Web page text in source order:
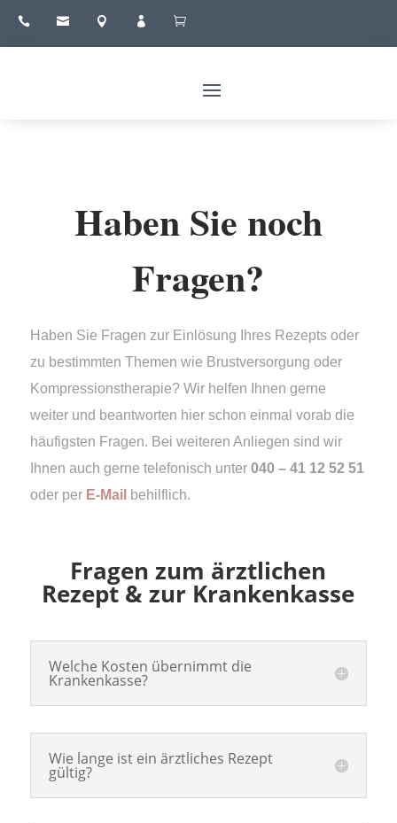
    
Haben Sie noch
Fragen?
Haben Sie Fragen zur Einlösung Ihres Rezepts oder
zu bestimmten Themen wie Brustversorgung oder
Kompressionstherapie? Wir helfen Ihnen gerne
weiter und beantworten hier schon einmal vorab die
häufigsten Fragen. Bei weiteren Anliegen sind wir
Ihnen auch gerne telefonisch unter 040 – 41 12 52 51
oder per E-Mail behilflich.
Fragen zum ärztlichen
Rezept & zur Krankenkasse
Welche Kosten übernimmt die
Krankenkasse?
Wie lange ist ein ärztliches Rezept
gültig?